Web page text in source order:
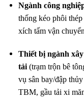
Ngành công
thống kéo phôi
xích tấm vận
Thiết bị ngành
tải(trạm trộn bê
vụ sân bay/đập
TBM, gầu tải xi